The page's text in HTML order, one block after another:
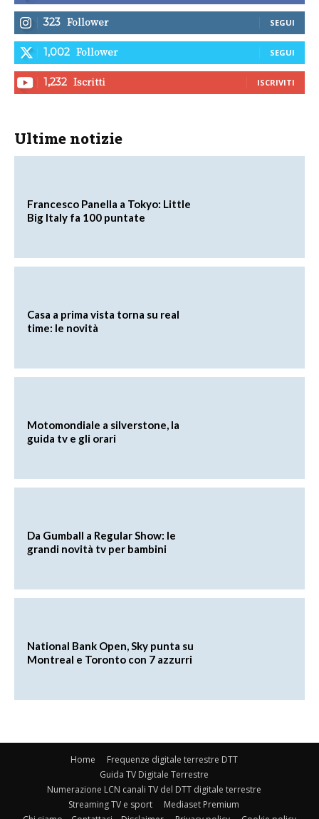
323 Follower SEGUI
1,002 Follower SEGUI
1,232 Iscritti ISCRIVITI
Ultime notizie
Francesco Panella a Tokyo: Little
Big Italy fa 100 puntate
Casa a prima vista torna su real
time: le novità
Motomondiale a silverstone, la
guida tv e gli orari
Da Gumball a Regular Show: le
grandi novità tv per bambini
National Bank Open, Sky punta su
Montreal e Toronto con 7 azzurri
Home
Frequenze digitale terrestre DTT
Guida TV Digitale Terrestre
Numerazione LCN canali TV del DTT digitale terrestre
Streaming TV e sport
Mediaset Premium